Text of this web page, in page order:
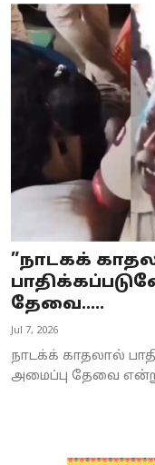
Special Story
Business
Tamilnadu
National
Astrology
Spirituality
Weather
”நாடகக்
தேவை.....
Jul 7, 2026
நாடக்க் காதலால்
அமைப்பு தேவை